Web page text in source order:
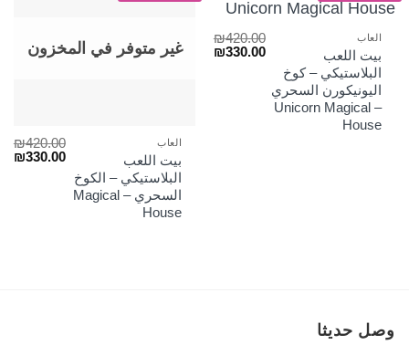
العاب
بيت اللعب
البلاستيكي – كوخ
اليونيكورن السحري
– Unicorn Magical
House
₪420.00
السعر ₪330.00
السعرغير متوفر في المخزون
العاب
بيت اللعب
البلاستيكي – الكوخ
السحري – Magical
House
₪420.00
السعر ₪330.00
وصل حديثا